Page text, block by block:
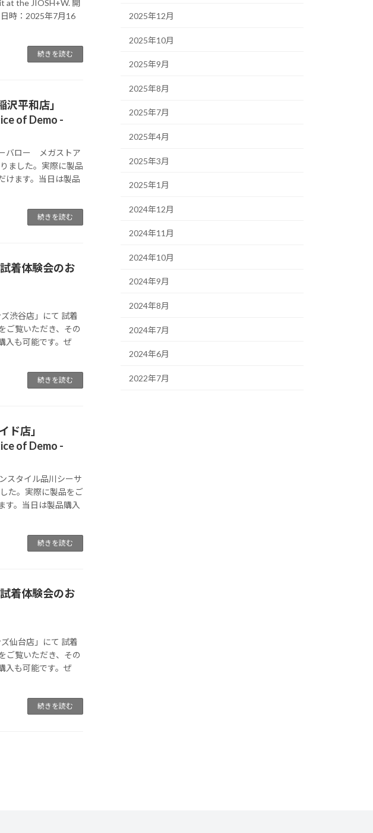
at the JIOSH+W. 開
時：2025年7月16
続きを読む
平和店」
of Demo -
バロー メガストア
ました。実際に製品
けます。当日は製品
続きを読む
着体験会のお
渋谷店」にて 試着
ご覧いただき、その
入も可能です。ぜ
続きを読む
ド店」
of Demo -
スタイル品川シーサ
た。実際に製品をご
す。当日は製品購入
続きを読む
着体験会のお
仙台店」にて 試着
ご覧いただき、その
入も可能です。ぜ
続きを読む
2025年12月
2025年10月
2025年9月
2025年8月
2025年7月
2025年4月
2025年3月
2025年1月
2024年12月
2024年11月
2024年10月
2024年9月
2024年8月
2024年7月
2024年6月
2022年7月